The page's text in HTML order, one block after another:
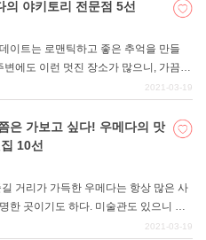
인상을 받는 분도 있을 수 있지만, 대중
토리 가게도 많기 때문에 이번에는 많
의 야키토리 전문점 5선
이트는 로맨틱하고 좋은 추억을 만들
변에도 이런 멋진 장소가 많으니, 가끔은
보는 것은 어떨까. 계절이 되면 일루미
있는 가게에서 천천히 식사를 즐기는
한잔과 함께 갓 구워낸 따끈따끈하고 육
세요? 이번에는 우메다에 있
2021-03-19
은 가보고 싶다! 우메다의 맛
10선
거리가 가득한 우메다는 항상 많은 사
한 곳이기도 하다. 미술관도 있으니 가
2021-03-19